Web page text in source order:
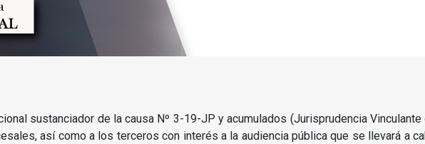
sustanciador de la causa Nº 3-19-JP y acumulados (Jurisprudencia
así como a los terceros con interés a la audiencia pública que se llevará a